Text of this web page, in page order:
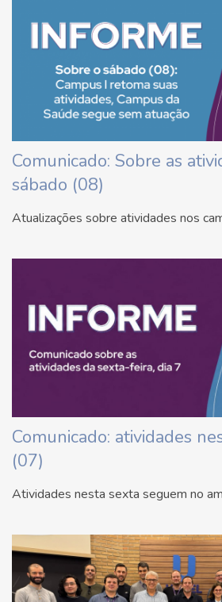
Comunicado: Sobre as
sábado (08)
Atualizações sobre atividades nos
Comunicado: atividades
(07)
Atividades nesta sexta seguem no